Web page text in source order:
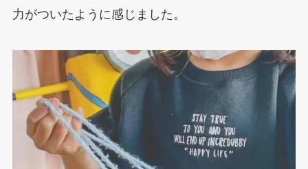
力がついたように感じました。